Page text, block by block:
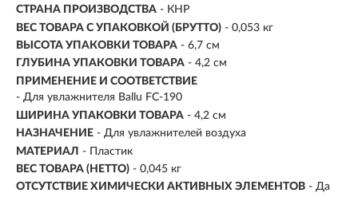
СТРАНА ПРОИЗВОДСТВА - КНР
ВЕС ТОВАРА С УПАКОВКОЙ (БРУТТО) - 0,053 кг
ВЫСОТА УПАКОВКИ ТОВАРА - 6,7 см
ГЛУБИНА УПАКОВКИ ТОВАРА - 4,2 см
ПРИМЕНЕНИЕ И СООТВЕТСТВИЕ
- Для увлажнителя Ballu FC-190
ШИРИНА УПАКОВКИ ТОВАРА - 4,2 см
НАЗНАЧЕНИЕ - Для увлажнителей воздуха
МАТЕРИАЛ - Пластик
ВЕС ТОВАРА (НЕТТО) - 0,045 кг
ОТСУТСТВИЕ ХИМИЧЕСКИ АКТИВНЫХ ЭЛЕМЕНТОВ - Да